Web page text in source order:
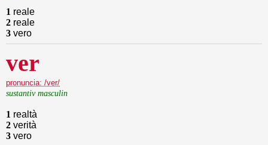
1 reale
2 reale
3 vero
ver
pronuncia: /ver/
sustantiv masculin
1 realtà
2 verità
3 vero